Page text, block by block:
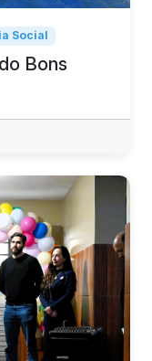
Social
Bons